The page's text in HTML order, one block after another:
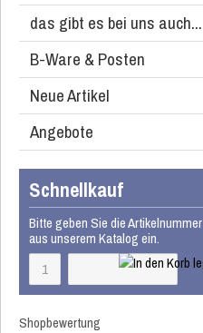
das gibt es bei uns auch...
B-Ware & Posten
Neue Artikel
Angebote
Schnellkauf
Bitte geben Sie die Artikelnummer
aus unserem Katalog ein.
Shopbewertung